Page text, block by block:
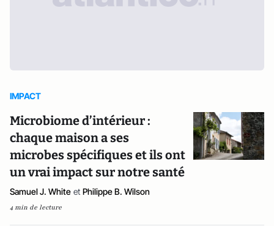
IMPACT
Microbiome d’intérieur :
chaque maison a ses
microbes spécifiques et ils ont
un vrai impact sur notre santé
Samuel J. White et Philippe B. Wilson
4 min de lecture